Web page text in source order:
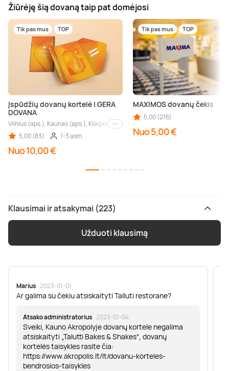
Žiūrėję šią dovaną taip pat domėjosi
Tik pas mus TOP
Įspūdžių dovanų kortelė | GERA
DOVANA
Vilnius (aps.), Kaunas (aps.), Klaipėda (aps.), Palanga (aps.), Nida (aps.),
Kiti miestai
5,00 (83)
1-3 asm.
Nuo 10,00 €
Tik pas mus TOP
MAXIMOS dovanų čekis
5,00 (216)
Nuo 5,00 €
Klausimai ir atsakymai (223)
Užduoti klausimą
Marius · 2023-01-01
Ar galima su čekiu atsiskaityti Talluti restorane?
Atsako administratorius · 2023-01-04
Sveiki, Kauno Akropolyje dovanų kortele negalima
atsiskaityti „Talutti Bakes & Shakes“, dovanų
kortelės taisykles rasite čia:
https://www.akropolis.lt/lt/dovanu-korteles-
bendrosios-taisykles